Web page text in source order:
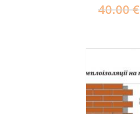
40.00€